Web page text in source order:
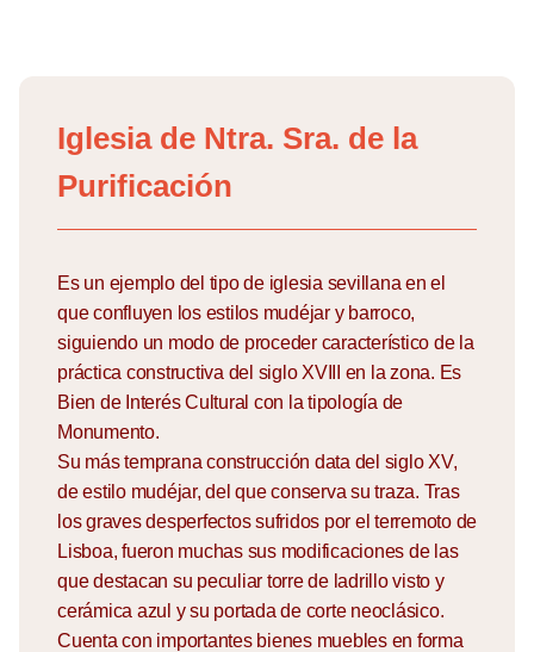
contentIglesia de Ntra. Sra. de la
Purificación
Es un ejemplo del tipo de iglesia sevillana en el
que confluyen los estilos mudéjar y barroco,
siguiendo un modo de proceder característico de la
práctica constructiva del siglo XVIII en la zona. Es
Bien de Interés Cultural con la tipología de
Monumento.
Su más temprana construcción data del siglo XV,
de estilo mudéjar, del que conserva su traza. Tras
los graves desperfectos sufridos por el terremoto de
Lisboa, fueron muchas sus modificaciones de las
que destacan su peculiar torre de ladrillo visto y
cerámica azul y su portada de corte neoclásico.
Cuenta con importantes bienes muebles en forma